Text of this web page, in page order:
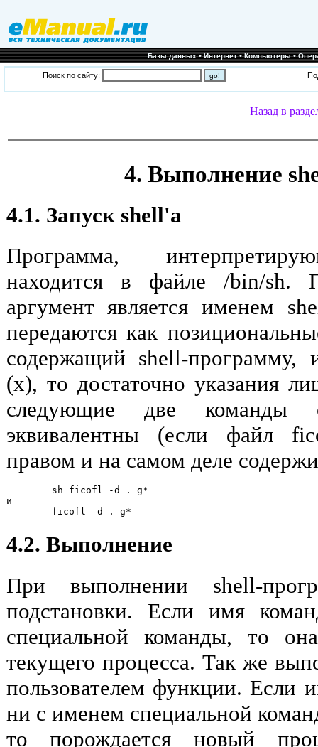
Базы данных•Интернет•Компьютеры•
Поиск по сайту:
Назад в
4. Выполнение
4.1. Запуск shell'а
Программа,
находится в файле /bin/sh.
аргумент является именем
передаются как
содержащий shell-программу,
(x), то достаточно указания
следующие две команды
эквивалентны (если файл
правом и на самом деле
        sh ficofl -d . g*
и
4.2. Выполнение
При выполнении shell-
подстановки. Если имя
специальной команды, то
текущего процесса. Так же
пользователем функции. Если
ни с именем специальной
то порождается новый